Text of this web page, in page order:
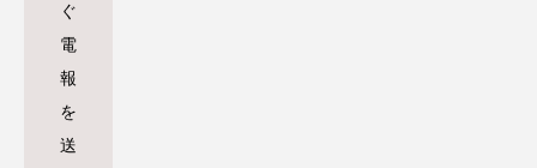
ぐ
電
報
を
送